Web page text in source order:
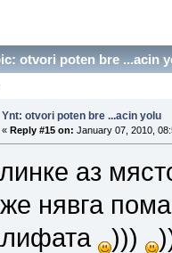
otvori poten bre ...acin
Ynt: otvori poten bre ...acin yolu
« Reply #15 on: January 07, 2010,
аз
нявга
)))